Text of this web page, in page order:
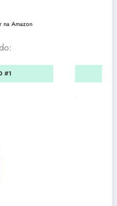
na Amazon
#1